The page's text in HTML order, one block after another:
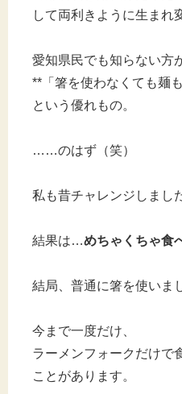
して両利きように生まれ
愛知県民でも知らない方
**「箸を使わなくても麺
という優れもの。
……のはず（笑）
私も昔チャレンジしまし
結果は…めちゃくちゃ食
結局、普通に箸を使いま
今まで一度だけ、
ラーメンフォークだけで
ことがあります。